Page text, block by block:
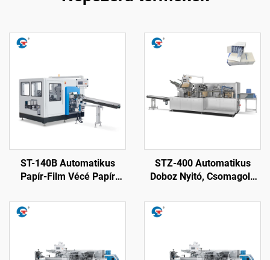
ST-140B Automatikus
Papír-Film Vécé Papír
STZ-400 Automatikus
Doboz Nyitó, Csomagoló